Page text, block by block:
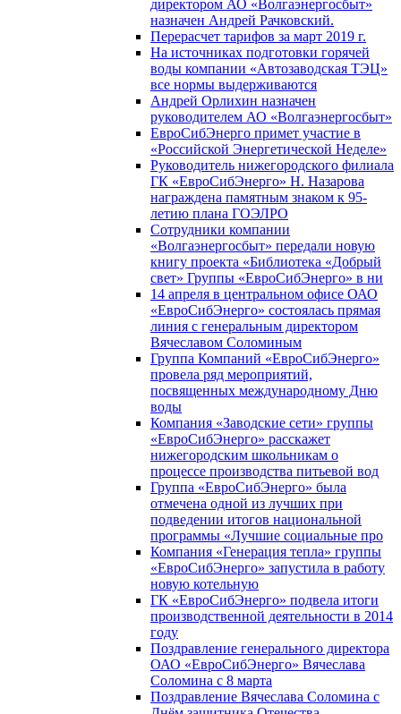
директором АО «Волгаэнергосбыт»
назначен Андрей Рачковский.
Перерасчет тарифов за март 2019 г.
На источниках подготовки горячей
воды компании «Автозаводская ТЭЦ»
все нормы выдерживаются
Андрей Орлихин назначен
руководителем АО «Волгаэнергосбыт»
ЕвроСибЭнерго примет участие в
«Российской Энергетической Неделе»
Руководитель нижегородского филиала
ГК «ЕвроСибЭнерго» Н. Назарова
награждена памятным знаком к 95-
летию плана ГОЭЛРО
Сотрудники компании
«Волгаэнергосбыт» передали новую
книгу проекта «Библиотека «Добрый
свет» Группы «ЕвроСибЭнерго» в ни
14 апреля в центральном офисе ОАО
«ЕвроСибЭнерго» состоялась прямая
линия с генеральным директором
Вячеславом Соломиным
Группа Компаний «ЕвроСибЭнерго»
провела ряд мероприятий,
посвященных международному Дню
воды
Компания «Заводские сети» группы
«ЕвроСибЭнерго» расскажет
нижегородским школьникам о
процессе производства питьевой вод
Группа «ЕвроСибЭнерго» была
отмечена одной из лучших при
подведении итогов национальной
программы «Лучшие социальные про
Компания «Генерация тепла» группы
«ЕвроСибЭнерго» запустила в работу
новую котельную
ГК «ЕвроСибЭнерго» подвела итоги
производственной деятельности в 2014
году
Поздравление генерального директора
ОАО «ЕвроСибЭнерго» Вячеслава
Соломина с 8 марта
Поздравление Вячеслава Соломина с